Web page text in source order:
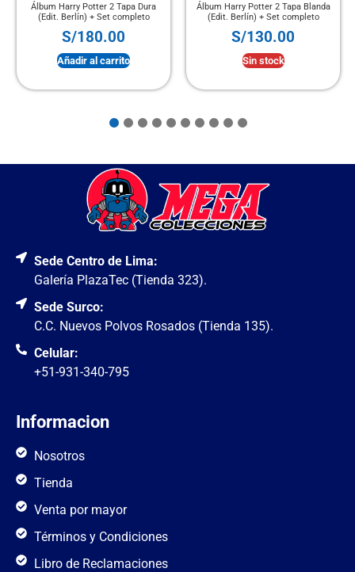
Álbum Harry Potter 2 Tapa Dura
(Edit. Berlín) + Set completo
S/180.00
Añadir al carrito
Álbum Harry Potter 2 Tapa Blanda
(Edit. Berlín) + Set completo
S/130.00
Sin stock
Sede Centro de Lima:
Galería PlazaTec (Tienda 323).
Sede Surco:
C.C. Nuevos Polvos Rosados (Tienda 135).
Celular:
+51-931-340-795
Informacion
Nosotros
Tienda
Venta por mayor
Términos y Condiciones
Libro de Reclamaciones